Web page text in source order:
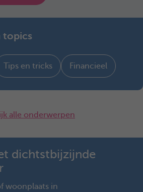
topics
Tips en tricks Financieel
alle onderwerpen
dichtstbijzijnde
woonplaats in